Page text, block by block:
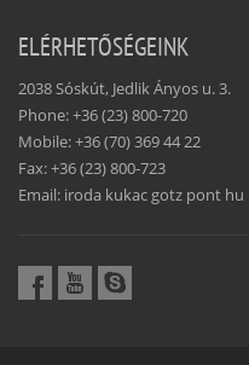
ELÉRHETŐSÉGEINK
2038 Sóskút, Jedlik Ányos u. 3.
Phone: +36 (23) 800-720
Mobile: +36 (70) 369 44 22
Fax: +36 (23) 800-723
Email: iroda kukac gotz pont hu